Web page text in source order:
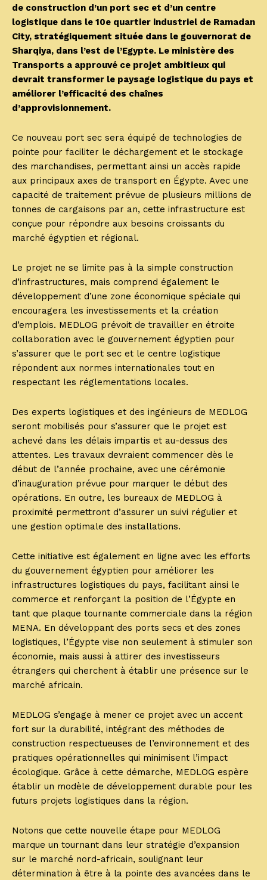
de construction d’un port sec et d’un centre
logistique dans le 10e quartier industriel de Ramadan
City, stratégiquement située dans le gouvernorat de
Sharqiya, dans l’est de l’Egypte. Le ministère des
Transports a approuvé ce projet ambitieux qui
devrait transformer le paysage logistique du pays et
améliorer l’efficacité des chaînes
d’approvisionnement.
Ce nouveau port sec sera équipé de technologies de
pointe pour faciliter le déchargement et le stockage
des marchandises, permettant ainsi un accès rapide
aux principaux axes de transport en Égypte. Avec une
capacité de traitement prévue de plusieurs millions de
tonnes de cargaisons par an, cette infrastructure est
conçue pour répondre aux besoins croissants du
marché égyptien et régional.
Le projet ne se limite pas à la simple construction
d’infrastructures, mais comprend également le
développement d’une zone économique spéciale qui
encouragera les investissements et la création
d’emplois. MEDLOG prévoit de travailler en étroite
collaboration avec le gouvernement égyptien pour
s’assurer que le port sec et le centre logistique
répondent aux normes internationales tout en
respectant les réglementations locales.
Des experts logistiques et des ingénieurs de MEDLOG
seront mobilisés pour s’assurer que le projet est
achevé dans les délais impartis et au-dessus des
attentes. Les travaux devraient commencer dès le
début de l’année prochaine, avec une cérémonie
d’inauguration prévue pour marquer le début des
opérations. En outre, les bureaux de MEDLOG à
proximité permettront d’assurer un suivi régulier et
une gestion optimale des installations.
Cette initiative est également en ligne avec les efforts
du gouvernement égyptien pour améliorer les
infrastructures logistiques du pays, facilitant ainsi le
commerce et renforçant la position de l’Égypte en
tant que plaque tournante commerciale dans la région
MENA. En développant des ports secs et des zones
logistiques, l’Égypte vise non seulement à stimuler son
économie, mais aussi à attirer des investisseurs
étrangers qui cherchent à établir une présence sur le
marché africain.
MEDLOG s’engage à mener ce projet avec un accent
fort sur la durabilité, intégrant des méthodes de
construction respectueuses de l’environnement et des
pratiques opérationnelles qui minimisent l’impact
écologique. Grâce à cette démarche, MEDLOG espère
établir un modèle de développement durable pour les
futurs projets logistiques dans la région.
Notons que cette nouvelle étape pour MEDLOG
marque un tournant dans leur stratégie d’expansion
sur le marché nord-africain, soulignant leur
détermination à être à la pointe des avancées dans le